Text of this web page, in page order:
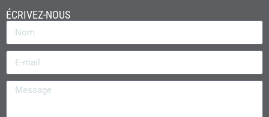
ÉCRIVEZ-NOUS